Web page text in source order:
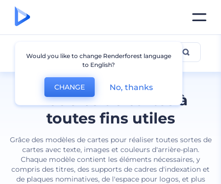
Modèles de cartes à
toutes fins utiles
Grâce des modèles de cartes pour réaliser toutes sortes de
cartes avec texte, images et couleurs d'arrière-plan.
Chaque modèle contient les éléments nécessaires, y
compris des titres, des supports de cadres d'indexation et
de plaques nominatives, de l'espace pour logos, et plus
Carte
Would you like to change Renderforest language
to English?
CHANGE No, thanks